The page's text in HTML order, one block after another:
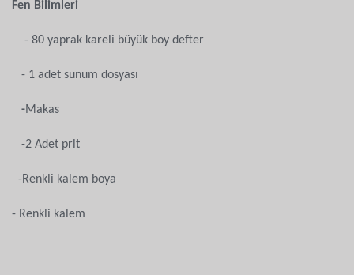
Fen Bilimleri
- 80 yaprak kareli büyük boy defter
- 1 adet sunum dosyası
-Makas
-2 Adet prit
-Renkli kalem boya
- Renkli kalem